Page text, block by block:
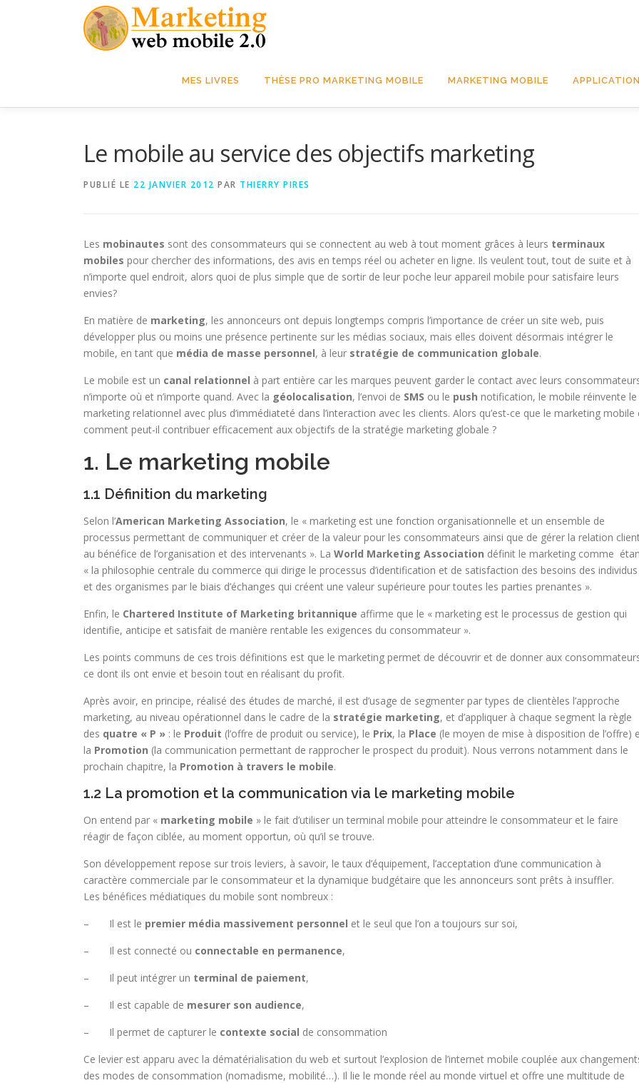
MES LIVRES THÈSE PRO MARKETING MOBILE MARKETING MOBILE
Le mobile au service des objectifs marketing
PUBLIÉ LE 22 JANVIER 2012 PAR THIERRY PIRES
Les mobinautes sont des consommateurs qui se connectent au web à tout moment grâces à leurs terminaux
mobiles pour chercher des informations, des avis en temps réel ou acheter en ligne. Ils veulent tout, tout de suite et à
n’importe quel endroit, alors quoi de plus simple que de sortir de leur poche leur appareil mobile pour satisfaire leurs
envies?
En matière de marketing, les annonceurs ont depuis longtemps compris l’importance de créer un site web, puis
développer plus ou moins une présence pertinente sur les médias sociaux, mais elles doivent désormais intégrer le
mobile, en tant que média de masse personnel, à leur stratégie de communication globale.
Le mobile est un canal relationnel à part entière car les marques peuvent garder le contact avec leurs
n’importe où et n’importe quand. Avec la géolocalisation, l’envoi de SMS ou le push notification, le mobile réinvente le
marketing relationnel avec plus d’immédiateté dans l’interaction avec les clients. Alors qu’est-ce que le marketing mobile
comment peut-il contribuer efficacement aux objectifs de la stratégie marketing globale ?
1. Le marketing mobile
1.1 Définition du marketing
Selon l’American Marketing Association, le « marketing est une fonction organisationnelle et un ensemble de
processus permettant de communiquer et créer de la valeur pour les consommateurs ainsi que de gérer la relation
au bénéfice de l’organisation et des intervenants ». La World Marketing Association définit le marketing comme
« la philosophie centrale du commerce qui dirige le processus d’identification et de satisfaction des besoins des individus
et des organismes par le biais d’échanges qui créent une valeur supérieure pour toutes les parties prenantes ».
Enfin, le Chartered Institute of Marketing britannique affirme que le « marketing est le processus de gestion qui
identifie, anticipe et satisfait de manière rentable les exigences du consommateur ».
Les points communs de ces trois définitions est que le marketing permet de découvrir et de donner aux
ce dont ils ont envie et besoin tout en réalisant du profit.
Après avoir, en principe, réalisé des études de marché, il est d’usage de segmenter par types de clientèles l’approche
marketing, au niveau opérationnel dans le cadre de la stratégie marketing, et d’appliquer à chaque segment la règle
des quatre « P » : le Produit (l’offre de produit ou service), le Prix, la Place (le moyen de mise à disposition de l’offre)
la Promotion (la communication permettant de rapprocher le prospect du produit). Nous verrons notamment dans le
prochain chapitre, la Promotion à travers le mobile.
1.2 La promotion et la communication via le marketing mobile
On entend par « marketing mobile » le fait d’utiliser un terminal mobile pour atteindre le consommateur et le faire
réagir de façon ciblée, au moment opportun, où qu’il se trouve.
Son développement repose sur trois leviers, à savoir, le taux d’équipement, l’acceptation d’une communication à
caractère commerciale par le consommateur et la dynamique budgétaire que les annonceurs sont prêts à insuffler.
Les bénéfices médiatiques du mobile sont nombreux :
– Il est le premier média massivement personnel et le seul que l’on a toujours sur soi,
– Il est connecté ou connectable en permanence,
– Il peut intégrer un terminal de paiement,
– Il est capable de mesurer son audience,
– Il permet de capturer le contexte social de consommation
Ce levier est apparu avec la dématérialisation du web et surtout l’explosion de l’internet mobile couplée aux
des modes de consommation (nomadisme, mobilité…). Il lie le monde réel au monde virtuel et offre une multitude de